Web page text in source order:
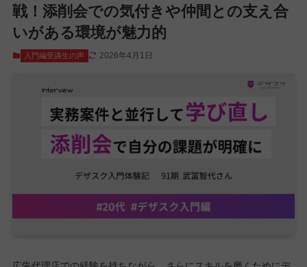
戦！添削会での気付きや仲間との支え合
いがある環境が魅力的
入門編受講生の声 2026年4月1日